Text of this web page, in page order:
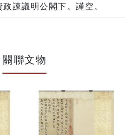
諫議明公閣下。謹空。
關聯文物